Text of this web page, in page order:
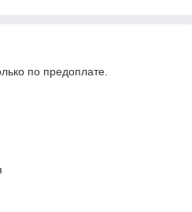
по предоплате.